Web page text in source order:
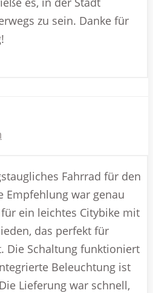
zu sein. Danke für
Fahrrad für den
Empfehlung war genau
ein leichtes Citybike mit
das perfekt für
Die Schaltung funktioniert
Beleuchtung ist
Lieferung war schnell,